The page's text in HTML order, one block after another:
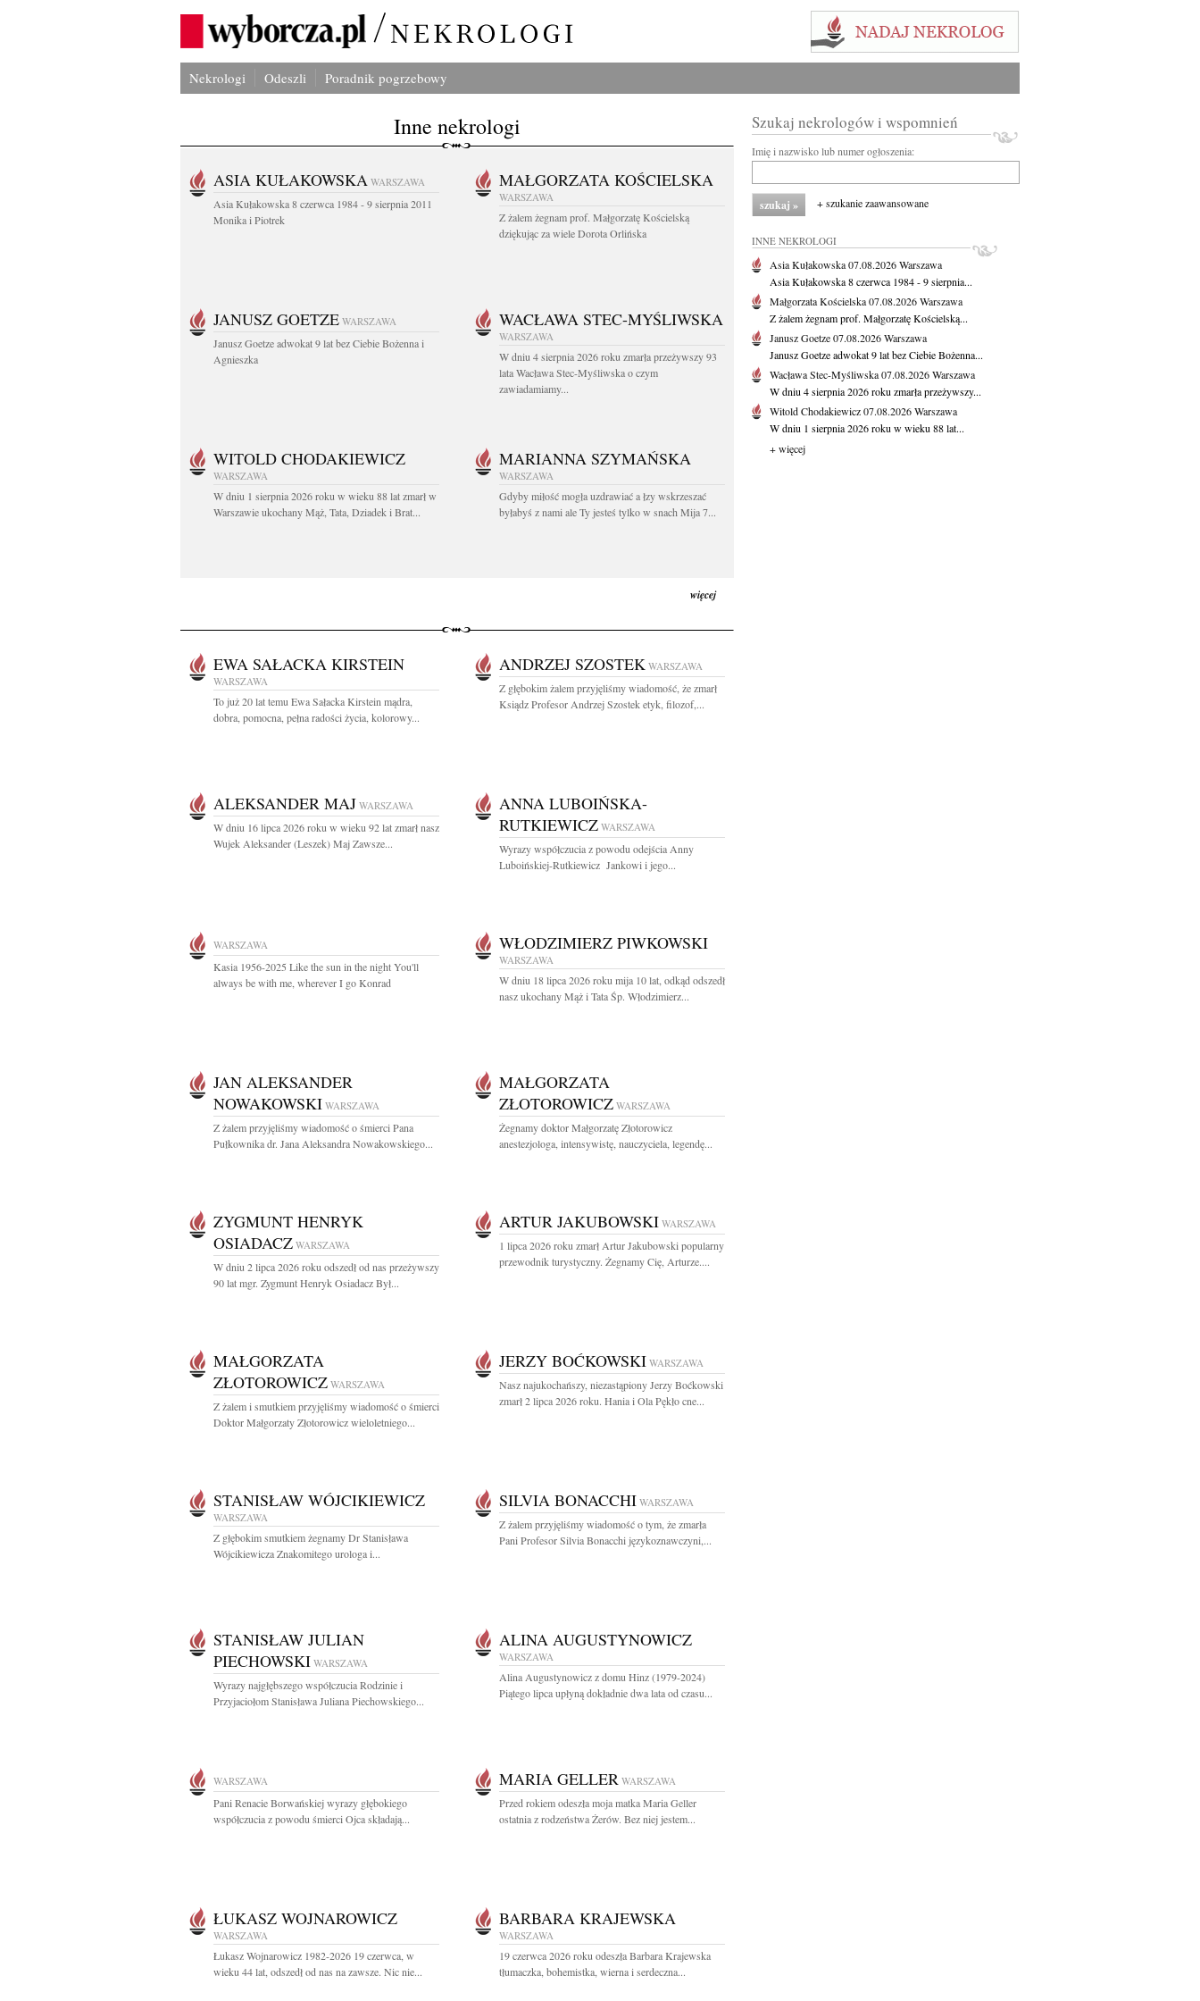
Nekrologi Odeszli Poradnik pogrzebowy
Inne nekrologi
ASIA KUŁAKOWSKA WARSZAWA
Asia Kułakowska 8 czerwca 1984 - 9 sierpnia 2011
Monika i Piotrek
MAŁGORZATA KOŚCIELSKA
WARSZAWA
Z żalem żegnam prof. Małgorzatę Kościelską
dziękując za wiele Dorota Orlińska
JANUSZ GOETZE WARSZAWA
Janusz Goetze adwokat 9 lat bez Ciebie Bożenna i
Agnieszka
WACŁAWA STEC-MYŚLIWSKA
WARSZAWA
W dniu 4 sierpnia 2026 roku zmarła przeżywszy 93
lata Wacława Stec-Myśliwska o czym
zawiadamiamy...
WITOLD CHODAKIEWICZ
WARSZAWA
W dniu 1 sierpnia 2026 roku w wieku 88 lat zmarł w
Warszawie ukochany Mąż, Tata, Dziadek i Brat...
MARIANNA SZYMAŃSKA
WARSZAWA
Gdyby miłość mogła uzdrawiać a łzy wskrzeszać
byłabyś z nami ale Ty jesteś tylko w snach Mija 7...
więcej
EWA SAŁACKA KIRSTEIN
WARSZAWA
To już 20 lat temu Ewa Sałacka Kirstein mądra,
dobra, pomocna, pełna radości życia, kolorowy...
ANDRZEJ SZOSTEK WARSZAWA
Z głębokim żalem przyjęliśmy wiadomość, że zmarł
Ksiądz Profesor Andrzej Szostek etyk, filozof,...
ALEKSANDER MAJ WARSZAWA
W dniu 16 lipca 2026 roku w wieku 92 lat zmarł nasz
Wujek Aleksander (Leszek) Maj Zawsze...
ANNA LUBOIŃSKA-
RUTKIEWICZ WARSZAWA
Wyrazy współczucia z powodu odejścia Anny
Luboińskiej-Rutkiewicz Jankowi i jego...
WARSZAWA
Kasia 1956-2025 Like the sun in the night You'll
always be with me, wherever I go Konrad
WŁODZIMIERZ PIWKOWSKI
WARSZAWA
W dniu 18 lipca 2026 roku mija 10 lat, odkąd odszedł
nasz ukochany Mąż i Tata Śp. Włodzimierz...
JAN ALEKSANDER
NOWAKOWSKI WARSZAWA
Z żalem przyjęliśmy wiadomość o śmierci Pana
Pułkownika dr. Jana Aleksandra Nowakowskiego...
MAŁGORZATA
ZŁOTOROWICZ WARSZAWA
Żegnamy doktor Małgorzatę Złotorowicz
anestezjologa, intensywistę, nauczyciela, legendę...
ZYGMUNT HENRYK
OSIADACZ WARSZAWA
W dniu 2 lipca 2026 roku odszedł od nas przeżywszy
90 lat mgr. Zygmunt Henryk Osiadacz Był...
ARTUR JAKUBOWSKI WARSZAWA
1 lipca 2026 roku zmarł Artur Jakubowski popularny
przewodnik turystyczny. Żegnamy Cię, Arturze....
MAŁGORZATA
ZŁOTOROWICZ WARSZAWA
Z żalem i smutkiem przyjęliśmy wiadomość o śmierci
Doktor Małgorzaty Złotorowicz wieloletniego...
JERZY BOĆKOWSKI WARSZAWA
Nasz najukochańszy, niezastąpiony Jerzy Boćkowski
zmarł 2 lipca 2026 roku. Hania i Ola Pękło cne...
STANISŁAW WÓJCIKIEWICZ
WARSZAWA
Z głębokim smutkiem żegnamy Dr Stanisława
Wójcikiewicza Znakomitego urologa i...
SILVIA BONACCHI WARSZAWA
Z żalem przyjęliśmy wiadomość o tym, że zmarła
Pani Profesor Silvia Bonacchi językoznawczyni,...
STANISŁAW JULIAN
PIECHOWSKI WARSZAWA
Wyrazy najgłębszego współczucia Rodzinie i
Przyjaciołom Stanisława Juliana Piechowskiego...
ALINA AUGUSTYNOWICZ
WARSZAWA
Alina Augustynowicz z domu Hinz (1979-2024)
Piątego lipca upłyną dokładnie dwa lata od czasu...
WARSZAWA
Pani Renacie Borwańskiej wyrazy głębokiego
współczucia z powodu śmierci Ojca składają...
MARIA GELLER WARSZAWA
Przed rokiem odeszła moja matka Maria Geller
ostatnia z rodzeństwa Żerów. Bez niej jestem...
ŁUKASZ WOJNAROWICZ
WARSZAWA
Łukasz Wojnarowicz 1982-2026 19 czerwca, w
wieku 44 lat, odszedł od nas na zawsze. Nic nie...
BARBARA KRAJEWSKA
WARSZAWA
19 czerwca 2026 roku odeszła Barbara Krajewska
tłumaczka, bohemistka, wierna i serdeczna...
Szukaj nekrologów i wspomnień
Imię i nazwisko lub numer ogłoszenia:
+ szukanie zaawansowane
INNE NEKROLOGI
Asia Kułakowska07.08.2026Warszawa
Asia Kułakowska 8 czerwca 1984 - 9 sierpnia...
Małgorzata Kościelska07.08.2026Warszawa
Z żalem żegnam prof. Małgorzatę Kościelską...
Janusz Goetze07.08.2026Warszawa
Janusz Goetze adwokat 9 lat bez Ciebie Bożenna...
Wacława Stec-Myśliwska07.08.2026Warszawa
W dniu 4 sierpnia 2026 roku zmarła przeżywszy...
Witold Chodakiewicz07.08.2026Warszawa
W dniu 1 sierpnia 2026 roku w wieku 88 lat...
+ więcej